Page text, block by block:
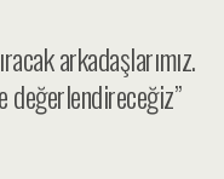
arkadaşlarımız.
değerlendireceğiz”